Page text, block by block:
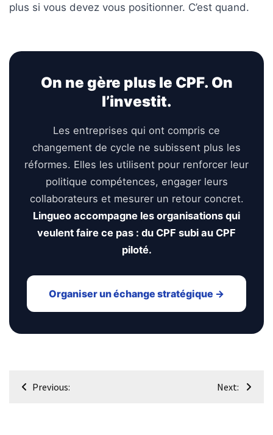
plus si vous devez vous positionner. C’est quand.
On ne gère plus le CPF. On
l’investit.
Les entreprises qui ont compris ce
changement de cycle ne subissent plus les
réformes. Elles les utilisent pour renforcer leur
politique compétences, engager leurs
collaborateurs et mesurer un retour concret.
Lingueo accompagne les organisations qui
veulent faire ce pas : du CPF subi au CPF
piloté.
Organiser un échange stratégique →
Navigation
Previous: Next: